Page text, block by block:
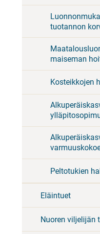
tuotannon
maiseman
Kosteikkojen
Peltotukien
Eläintuet
Nuoren viljelijän